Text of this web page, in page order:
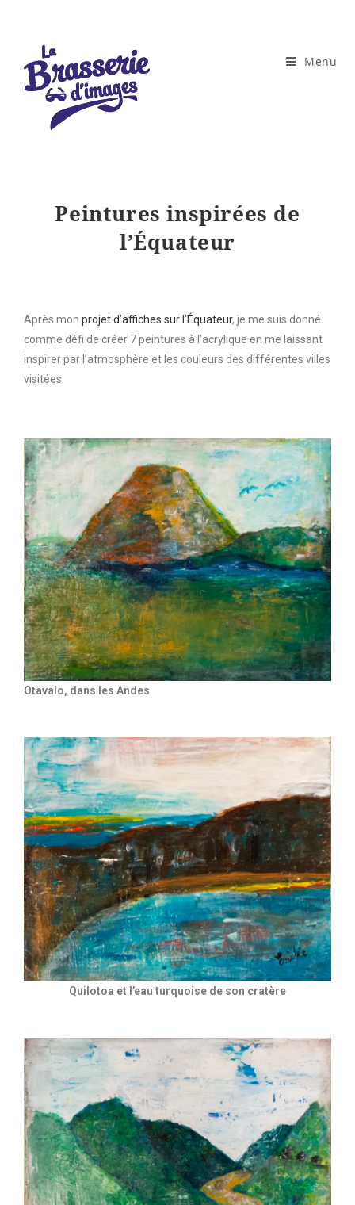
Menu
Peintures inspirées de
l’Équateur
Après mon projet d’affiches sur l’Équateur, je me suis donné
comme défi de créer 7 peintures à l’acrylique en me laissant
inspirer par l’atmosphère et les couleurs des différentes villes
visitées.
Otavalo, dans les Andes
Quilotoa et l’eau turquoise de son cratère